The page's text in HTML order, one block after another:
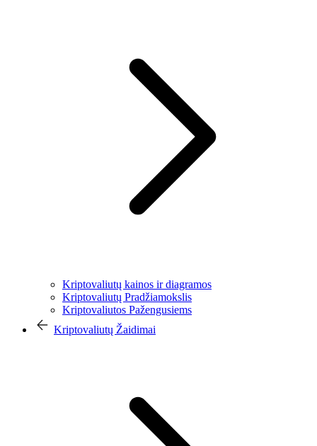
Kriptovaliutų kainos ir diagramos
Kriptovaliutų Pradžiamokslis
Kriptovaliutos Pažengusiems
Kriptovaliutų Žaidimai